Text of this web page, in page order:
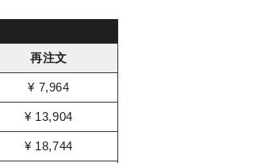
再注文
¥ 7,964
¥ 13,904
¥ 18,744